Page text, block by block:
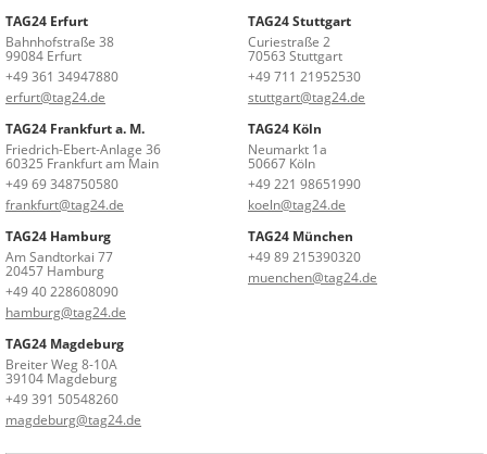
TAG24 Erfurt
Bahnhofstraße 38
99084 Erfurt
+49 361 34947880
erfurt@tag24.de
TAG24 Stuttgart
Curiestraße 2
70563 Stuttgart
+49 711 21952530
stuttgart@tag24.de
TAG24 Frankfurt a. M.
Friedrich-Ebert-Anlage 36
60325 Frankfurt am Main
+49 69 348750580
frankfurt@tag24.de
TAG24 Köln
Neumarkt 1a
50667 Köln
+49 221 98651990
koeln@tag24.de
TAG24 Hamburg
Am Sandtorkai 77
20457 Hamburg
+49 40 228608090
hamburg@tag24.de
TAG24 München
+49 89 215390320
muenchen@tag24.de
TAG24 Magdeburg
Breiter Weg 8-10A
39104 Magdeburg
+49 391 50548260
magdeburg@tag24.de